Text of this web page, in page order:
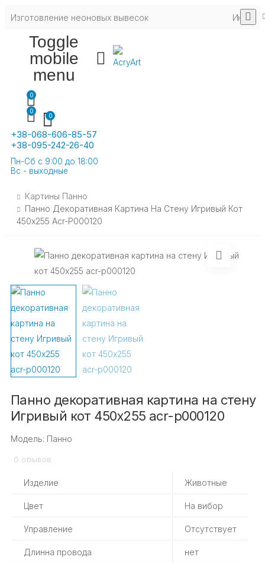
Изготовление неоновых вывесок Инфо
Toggle
mobile
menu
+38-068-606-85-57
+38-095-242-26-40
Пн-Сб с 9:00 до 18:00
Вс - выходные
0
0
0
Картины Панно
Панно Декоративная Картина На Стену Игривый Кот
450х255 Acr-P000120
Панно декоративная картина на стену
Игривый кот 450х255 acr-p000120
Модель: Панно
0 отзывов
Изделие Животные
Цвет На вибор
Управление Отсутствует
Длинна провода нет